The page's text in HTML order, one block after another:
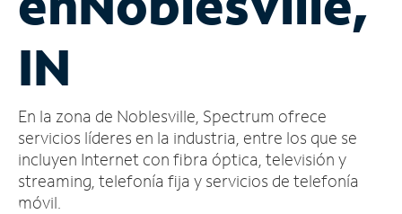
cuenta
Encuentra
tienda
IN
En la zona de Noblesville, Spectrum ofrece
servicios líderes en la industria, entre los que se
incluyen Internet con fibra óptica, televisión y
streaming, telefonía fija y servicios de telefonía
móvil.